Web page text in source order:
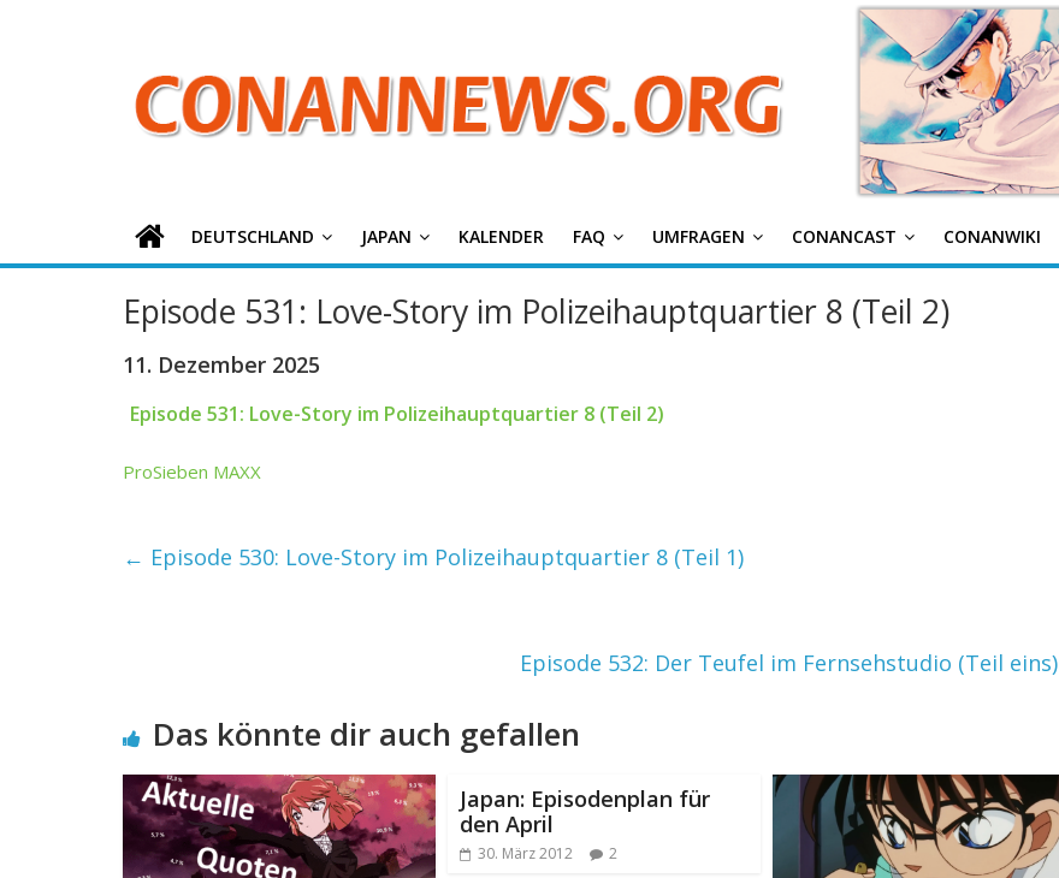
Detektiv
Conan
News
DEUTSCHLAND JAPAN KALENDER FAQ UMFRAGEN CONANCAST CONANWIKI
Episode 531: Love-Story im Polizeihauptquartier 8 (Teil 2)
11. Dezember 2025
Episode 531: Love-Story im Polizeihauptquartier 8 (Teil 2)
ProSieben MAXX
← Episode 530: Love-Story im Polizeihauptquartier 8 (Teil 1)
Episode 532: Der Teufel im Fernsehstudio (Teil eins)
Das könnte dir auch gefallen
Japan: Episodenplan für
den April
30. März 2012 2